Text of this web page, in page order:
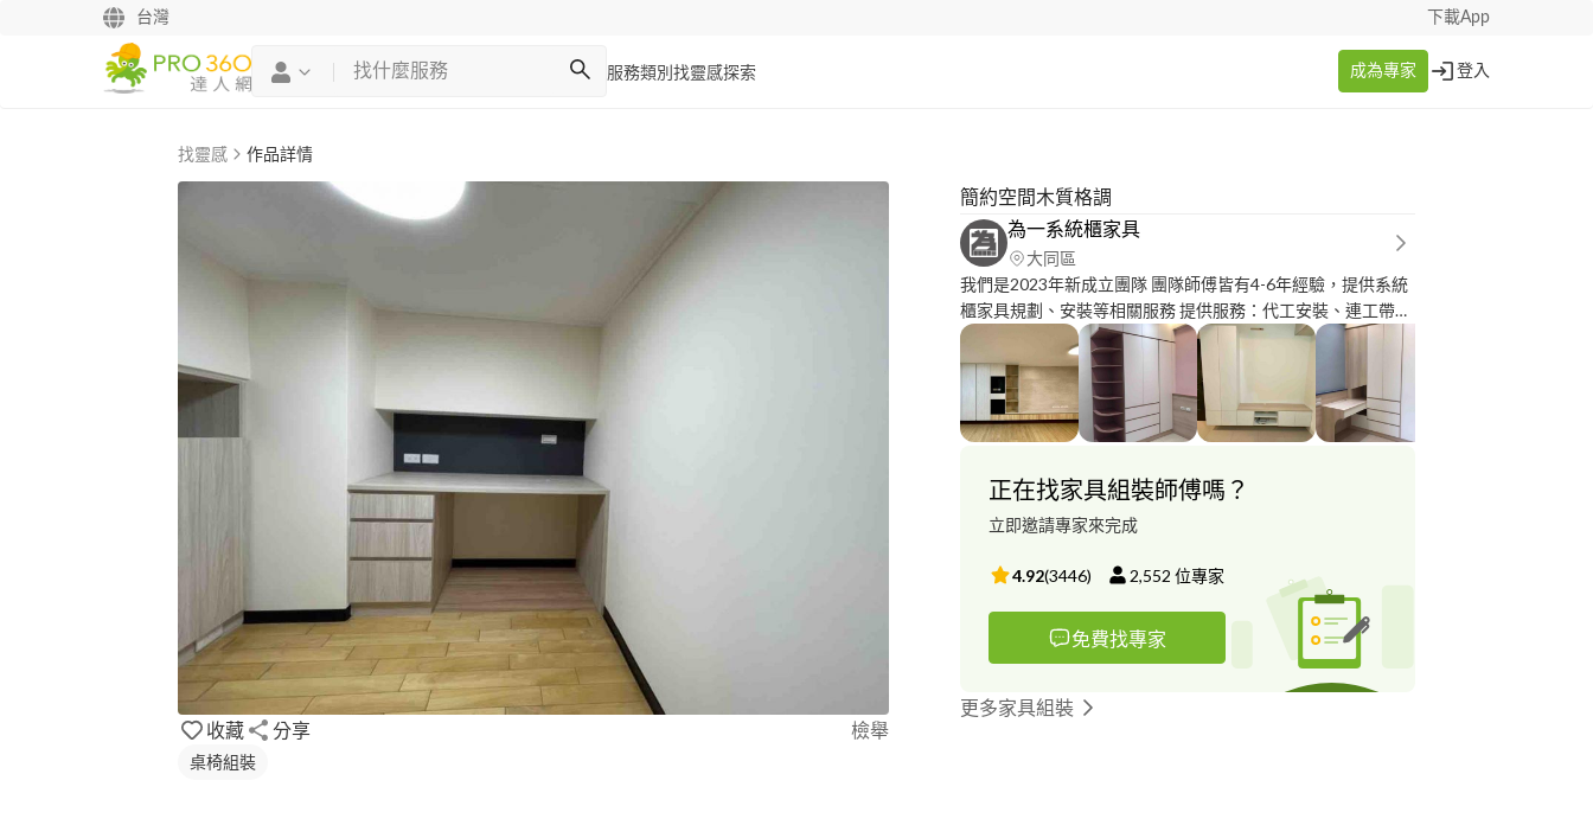
台灣 下載App
服務類別 找靈感探索 成為專家 登入
找靈感 作品詳情
收藏 分享 檢舉
桌椅組裝
簡約空間木質格調
為一系統櫃家具
大同區
我們是2023年新成立團隊 團隊師傅皆有4-6年經驗，提供系統
櫃家具規劃、安裝等相關服務 提供服務：代工安裝、連工帶
料、丈量規劃 歡迎設計師、統包聯繫長期配合。 主要服務地
區：台北、新北、桃園、基隆，其他地區視工期安排也可服
務。
正在找家具組裝師傅嗎？
立即邀請專家來完成
4.92(3446) 2,552 位專家
免費找專家
更多家具組裝